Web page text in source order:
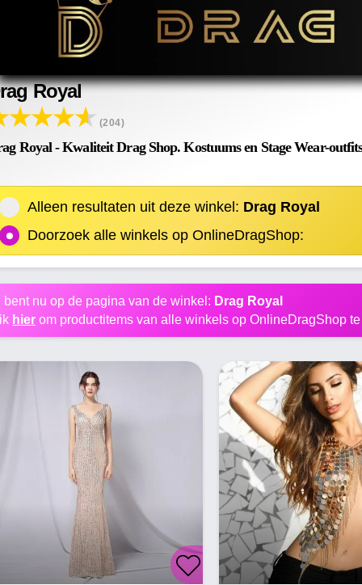
Royal
(204)
Royal - Kwaliteit Drag Shop. Kostuums en Stage Wear-
Alleen resultaten uit deze winkel: Drag Royal
Doorzoek alle winkels op OnlineDragShop:
bent nu op de pagina van de winkel: Drag Royal
hier om productitems van alle winkels op OnlineDragShop